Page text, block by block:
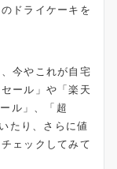
ドライケーキを
今やこれが自宅
ール」や「楽天
ル」、「超
たり、さらに値
ェックしてみて